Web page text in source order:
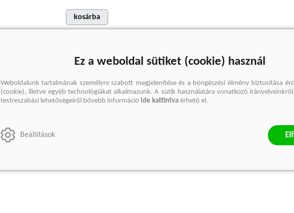
kosárba
Ez a weboldal sütiket (cookie) használ
Weboldalunk tartalmának személyre szabott megjelenítése és a böngészési élmény biztosítása
(cookie), illetve egyéb technológiákat alkalmazunk. A sütik használatára vonatkozó
testreszabási lehetőségeiről bővebb információ ide kattintva érhető el.
Beállítások